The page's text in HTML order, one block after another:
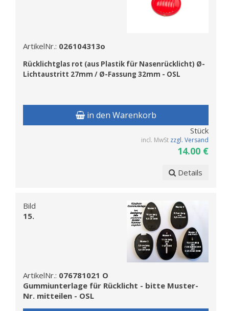
ArtikelNr.: 026104313o
Rücklichtglas rot (aus Plastik für Nasenrücklicht) Ø-
Lichtaustritt 27mm / Ø-Fassung 32mm - OSL
in den Warenkorb
Stück
incl. MwSt zzgl. Versand
14.00 €
Details
Bild
15.
ArtikelNr.: 076781021 O
Gummiunterlage für Rücklicht - bitte Muster-
Nr. mitteilen - OSL